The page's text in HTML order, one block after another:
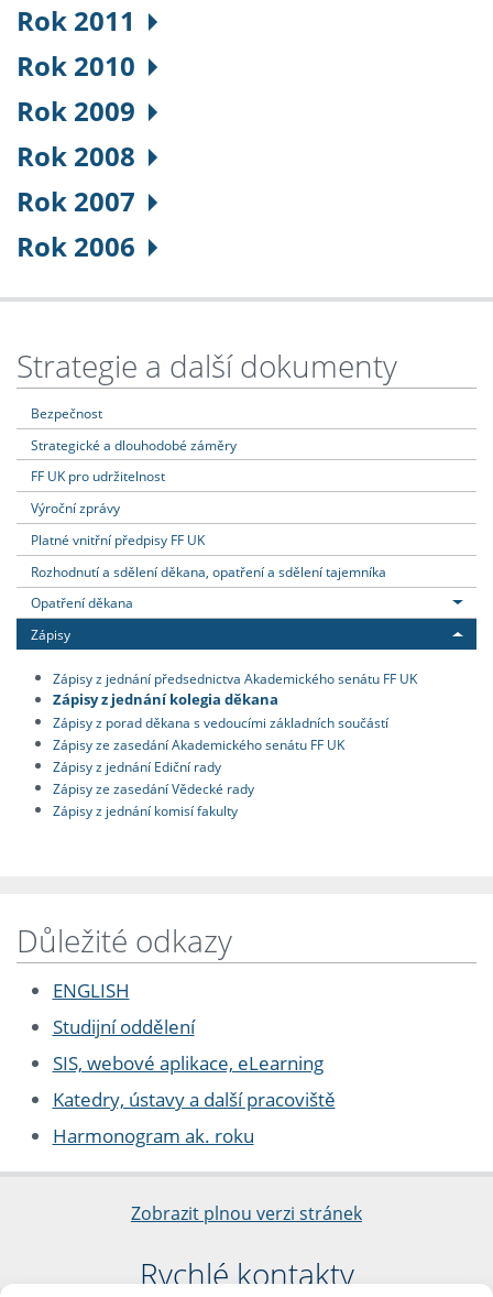
Rok 2011
Rok 2010
Rok 2009
Rok 2008
Rok 2007
Rok 2006
Strategie a další dokumenty
Bezpečnost
Strategické a dlouhodobé záměry
FF UK pro udržitelnost
Výroční zprávy
Platné vnitřní předpisy FF UK
Rozhodnutí a sdělení děkana, opatření a sdělení tajemníka
Opatření děkana
Zápisy
Zápisy z jednání předsednictva Akademického senátu FF UK
Zápisy z jednání kolegia děkana
Zápisy z porad děkana s vedoucími základních součástí
Zápisy ze zasedání Akademického senátu FF UK
Zápisy z jednání Ediční rady
Zápisy ze zasedání Vědecké rady
Zápisy z jednání komisí fakulty
Důležité odkazy
ENGLISH
Studijní oddělení
SIS, webové aplikace, eLearning
Katedry, ústavy a další pracoviště
Harmonogram ak. roku
Zobrazit plnou verzi stránek
Rychlé kontakty